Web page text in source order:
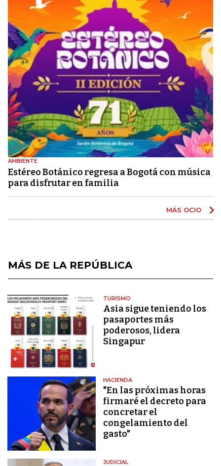
AMBIENTE
Estéreo Botánico regresa a Bogotá con música
para disfrutar en familia
MÁS OCIO
MÁS DE LA REPÚBLICA
TURISMO
Asia sigue teniendo los
pasaportes más
poderosos, lidera
Singapur
HACIENDA
"En las próximas horas
firmaré el decreto para
concretar el
congelamiento del
gasto"
JUDICIAL